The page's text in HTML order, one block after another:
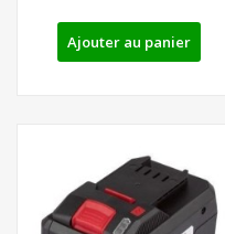
Ajouter au panier